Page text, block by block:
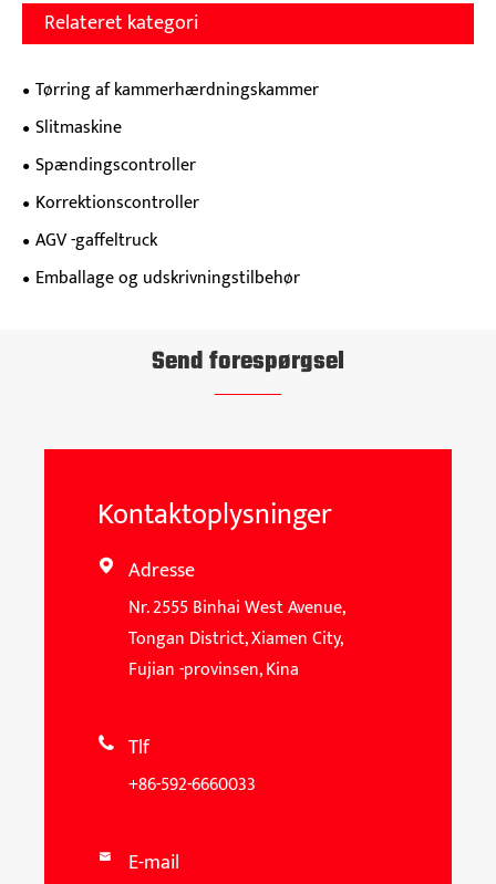
Relateret kategori
Tørring af kammerhærdningskammer
Slitmaskine
Spændingscontroller
Korrektionscontroller
AGV -gaffeltruck
Emballage og udskrivningstilbehør
Send forespørgsel
Kontaktoplysninger
 Adresse
Nr. 2555 Binhai West Avenue,
Tongan District, Xiamen City,
Fujian -provinsen, Kina
 Tlf
+86-592-6660033
 E-mail